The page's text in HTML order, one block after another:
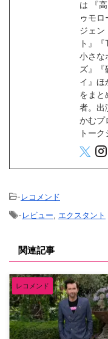
は 『
ゥモ
ジェン
ト』
小さな
ズ』『
イ』ほ
をまと
者。出
かむプ
トー
-レコメンド
-レビュー エクスタント
関連記事
レコメンド